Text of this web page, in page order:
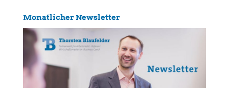
Monatlicher Newsletter